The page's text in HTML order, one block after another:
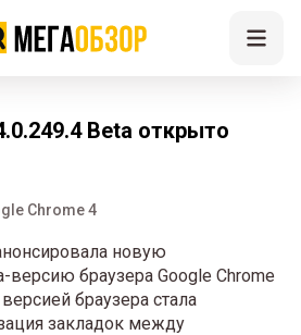
Beta открыто
Chrome 4
новую
браузера Google Chrome
браузера стала
закладок между